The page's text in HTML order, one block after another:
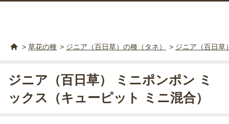
> 草花の種 > ジニア（百日草）の種（タネ） > ジニア（百日草
ジニア（百日草） ミニポンポン ミ
ックス（キューピット ミニ混合）